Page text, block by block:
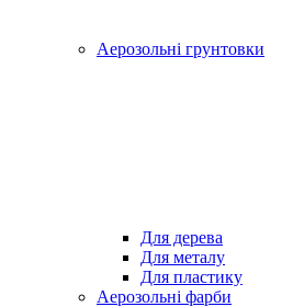
Аерозольні грунтовки
Для дерева
Для металу
Для пластику
Аерозольні фарби